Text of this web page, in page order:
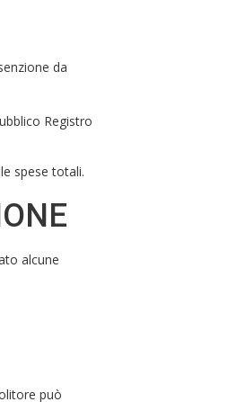
da
Registro
spese totali.
alcune
può